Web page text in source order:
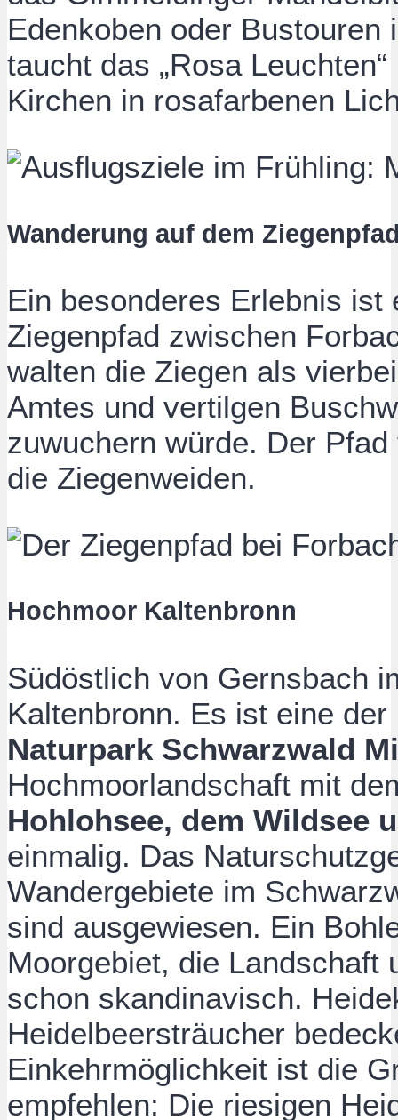
Edenkoben oder Bustouren
taucht das „Rosa
Kirchen in rosafarbenen
Wanderung auf dem
Ein besonderes Erlebnis ist
Ziegenpfad zwischen
walten die Ziegen als
Amtes und vertilgen
zuwuchern würde. Der
die Ziegenweiden.
Hochmoor Kaltenbronn
Südöstlich von Gernsbach
Kaltenbronn. Es ist eine
Naturpark Schwarzwald
Hochmoorlandschaft mit
Hohlohsee, dem Wildsee
einmalig. Das
Wandergebiete im
sind ausgewiesen. Ein
Moorgebiet, die Landschaft
schon skandinavisch.
Heidelbeersträucher
Einkehrmöglichkeit ist die
empfehlen: Die riesigen